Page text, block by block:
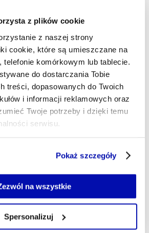
z plików cookie
z naszej strony
cookie, które są umieszczane na
telefonie komórkowym lub tablecie.
do dostarczania Tobie
treści, dopasowanych do Twoich
i informacji reklamowych oraz
Twoje potrzeby i dzięki temu
serwisu.
zgody na zapisywanie plików cookie,
swoimi uprawnieniami, np. we
internetowej lub po wybraniu opcji
Pokaż szczegóły
na wszystkie
Spersonalizuj
SZLENDAK- AUTOR ARTYKUŁU - PROFIL
współpracujący